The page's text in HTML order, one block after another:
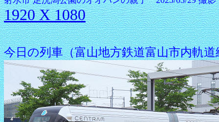
1920 X 1080
今日の列車（富山地方鉄道富山市内軌道